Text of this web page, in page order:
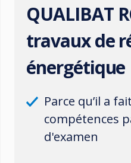
QUALIBAT
travaux de
énergétique
Parce qu’il a
compétences
d'examen